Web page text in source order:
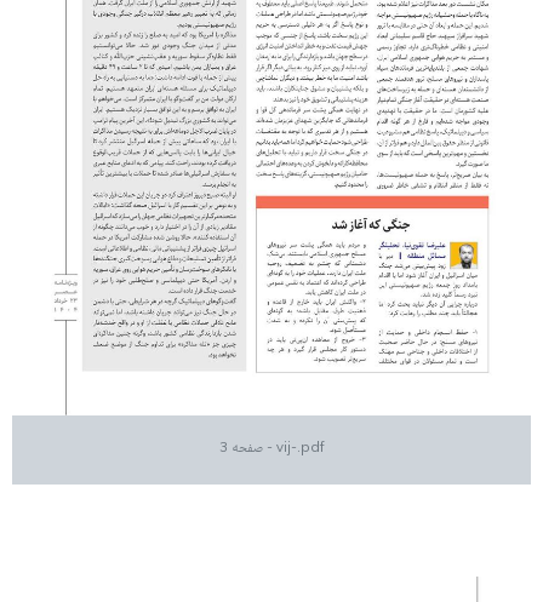
vij-.pdf - صفحه 3